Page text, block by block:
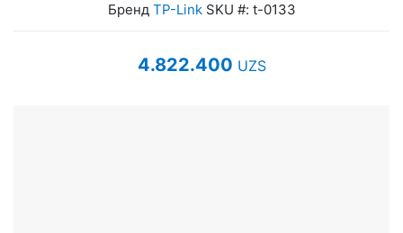
Бренд TP-Link SKU #: t-0133
4.822.400 UZS